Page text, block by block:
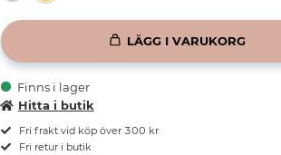
LÄGG I VARUKORG
Finns i lager
Hitta i butik
Fri frakt vid köp över 300 kr
Fri retur i butik